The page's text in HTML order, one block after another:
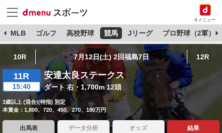
dメニュー
MLB ゴルフ 高校野球 競馬 Jリーグ プロ野球（2軍）
10R 7月12日(土) 2回福島7日 12R
11R
15:40
安達太良ステークス
ダート 右・1,700m 12頭
3歳以上 (混合)(特指) 別定
本賞金：1,800、720、450、270、180万円
出馬表 データ分析 オッズ 結果